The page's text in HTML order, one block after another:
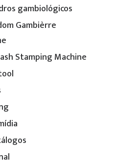
gambiológicos
Gambièrre
Stamping Machine